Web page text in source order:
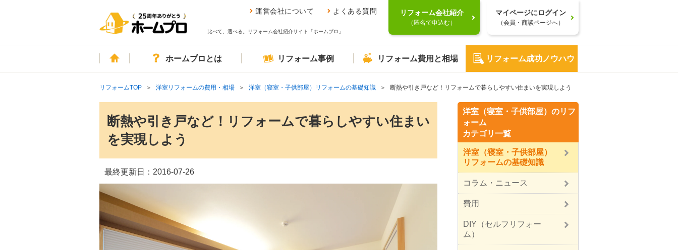
運営会社について よくある質問
比べて、選べる。リフォーム会社紹介サイト「ホームプロ」
リフォーム会社紹介
（匿名で申込む）
マイページにログイン
（会員・商談ページへ）
ホームホームプロとは リフォーム事例 リフォーム費用と相場 リフォーム成功ノウハウ
リフォームTOP 洋室リフォームの費用・相場 洋室（寝室・子供部屋）リフォームの基礎知識 断熱や引き戸など！リフォームで暮らしやすい住まいを実現しよう
断熱や引き戸など！リフォームで暮らしやすい住まい
を実現しよう
最終更新日： 2016-07-26
洋室（寝室・子供部屋）のリフ
ォーム
カテゴリ一覧
洋室（寝室・子供部屋）
リフォームの基礎知識
コラム・ニュース
費用
DIY（セルフリフォー
ム）